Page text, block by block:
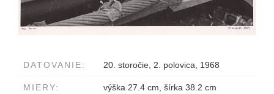
DATOVANIE: 20. storočie, 2. polovica, 1968
MIERY: výška 27.4 cm, šírka 38.2 cm